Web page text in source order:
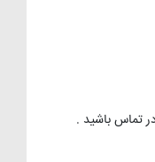
تماس باشید .